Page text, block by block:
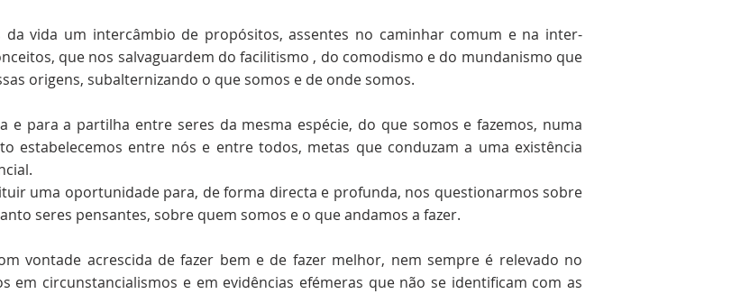
vida um intercâmbio de propósitos, assentes no caminhar comum e na inter-
que nos salvaguardem do facilitismo , do comodismo e do mundanismo que
origens, subalternizando o que somos e de onde somos.
e para a partilha entre seres da mesma espécie, do que somos e fazemos, numa
estabelecemos entre nós e entre todos, metas que conduzam a uma existência
uma oportunidade para, de forma directa e profunda, nos questionarmos sobre
seres pensantes, sobre quem somos e o que andamos a fazer.
vontade acrescida de fazer bem e de fazer melhor, nem sempre é relevado no
em circunstancialismos e em evidências efémeras que não se identificam com as